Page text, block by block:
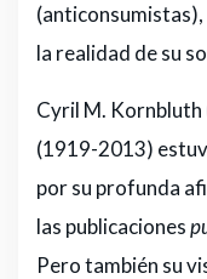
(anticonsumistas),
la realidad de su
Cyril M.
(1919-2013)
por su profunda
las publicaciones
Pero también su